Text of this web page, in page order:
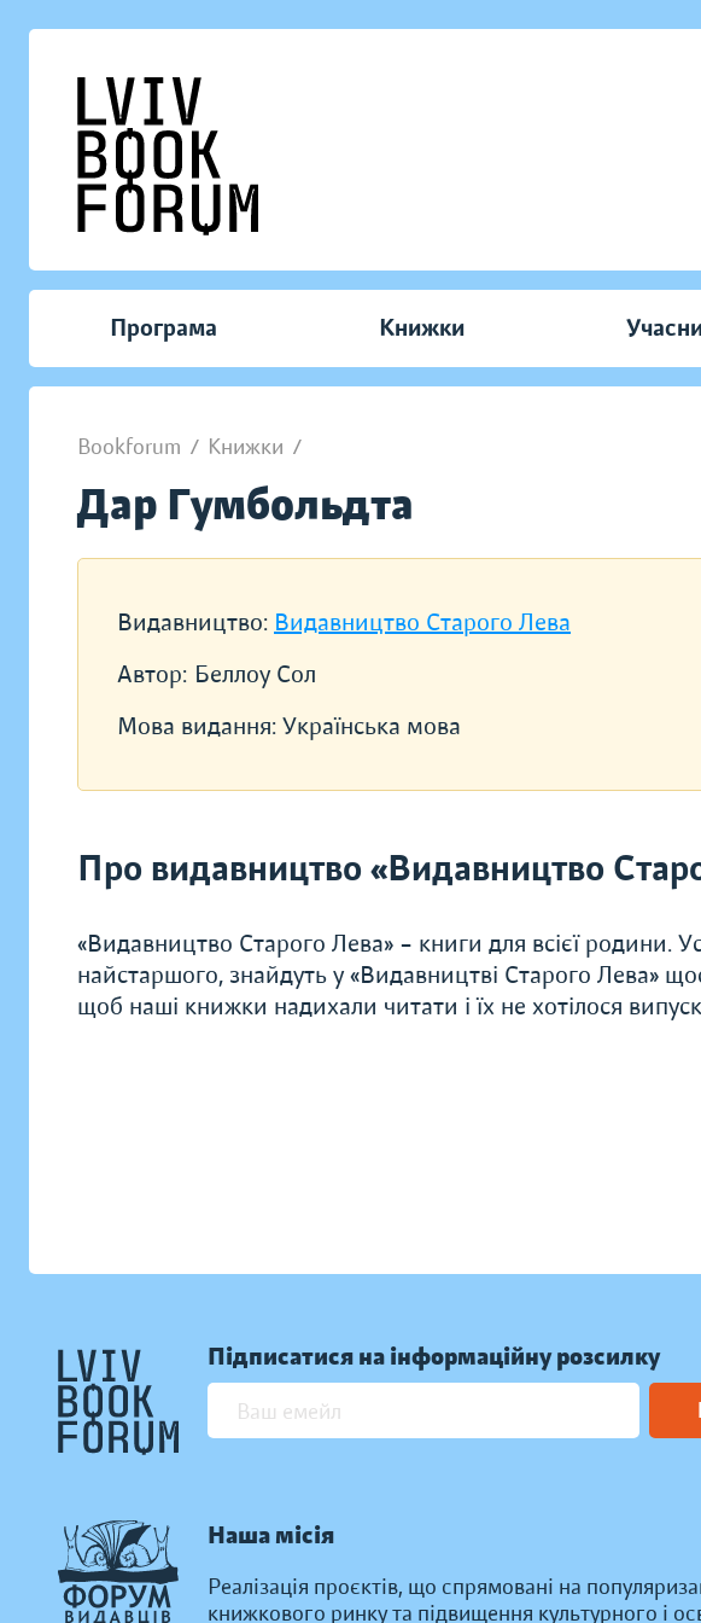
Програма Книжки
Bookforum / Книжки /
Дар Гумбольдта
Видавництво: Видавництво Старого Лева
Автор: Беллоу Сол
Мова видання: Українська мова
Про видавництво «Видавництво
«Видавництво Старого Лева» – книги для всієї родини.
найстаршого, знайдуть у «Видавництві Старого Лева»
щоб наші книжки надихали читати і їх не хотілося
Підписатися на інформаційну розсилку
Наша місія
Реалізація проєктів, що спрямовані на
книжкового ринку та підвищення культурного і